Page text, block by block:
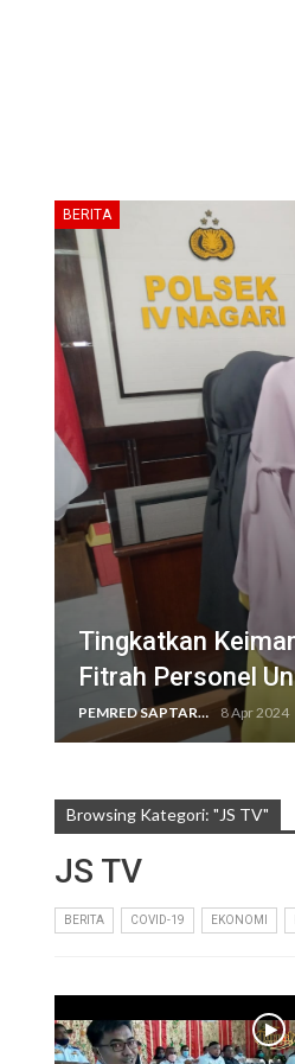
BERITA
Tingkatkan
Fitrah Personel
PEMRED SAPTARIUS 8 Apr 2024
Browsing Kategori: "JS TV"
JS TV
BERITA COVID-19 EKONOMI